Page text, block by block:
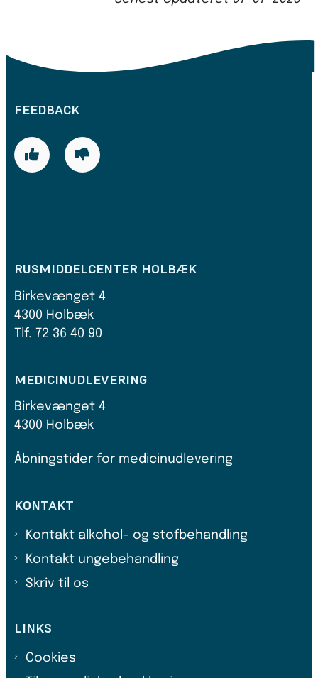
FEEDBACK
RUSMIDDELCENTER HOLBÆK
Birkevænget 4
4300 Holbæk
Tlf. 72 36 40 90
MEDICINUDLEVERING
Birkevænget 4
4300 Holbæk
Åbningstider for medicinudlevering
KONTAKT
Kontakt alkohol- og stofbehandling
Kontakt ungebehandling
Skriv til os
LINKS
Cookies